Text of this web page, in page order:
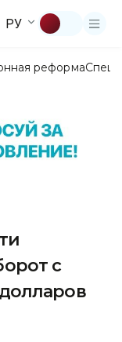
РУ
реформа
с